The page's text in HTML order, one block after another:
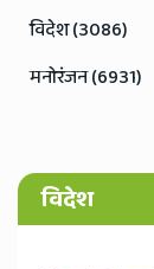
विदेश (3086)
मनोरंजन (6931)
विदेश